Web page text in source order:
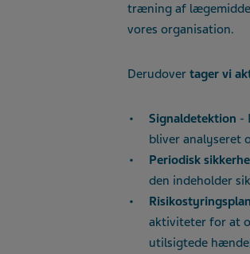
træning af
vores organisation.
Derudover tager vi
Signaldetektion -
bliver analyseret
Periodisk
den indeholder
Risikostyringsplan
aktiviteter for at
utilsigtede